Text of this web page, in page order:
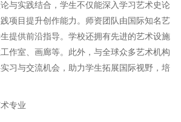
与实践结合，学生不仅能深入学习艺术史论
项目提升创作能力。师资团队由国际知名艺
提供前沿指导。学校还拥有先进的艺术设施
作室、画廊等。此外，与全球众多艺术机构
习与交流机会，助力学生拓展国际视野，培
专业